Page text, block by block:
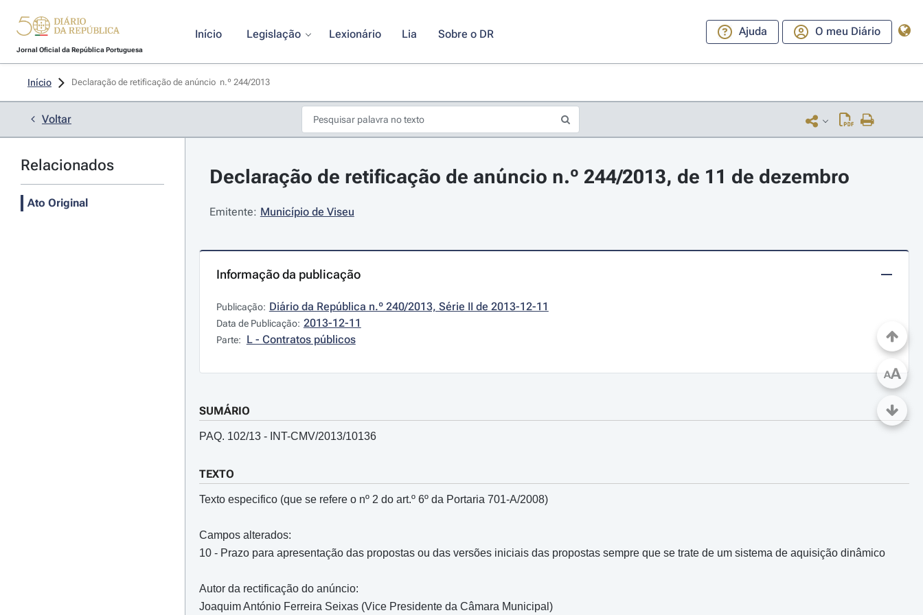
Jornal Oficial da República Portuguesa
Início Legislação Lexionário Lia Sobre o DR Ajuda O meu Diário
Início Declaração de retificação de anúncio  n.º 244/2013
Voltar
Relacionados
Ato Original
Declaração de retificação de anúncio n.º 244/2013, de 11 de dezembro
Emitente: Município de Viseu
Informação da publicação
Publicação: Diário da República n.º 240/2013, Série II de 2013-12-11
Data de Publicação: 2013-12-11
Parte: L - Contratos públicos
SUMÁRIO
PAQ. 102/13 - INT-CMV/2013/10136
TEXTO
Texto especifico (que se refere o nº 2 do art.º 6º da Portaria 701-A/2008)
Campos alterados:
10 - Prazo para apresentação das propostas ou das versões iniciais das propostas sempre que se trate de um sistema de aquisição dinâmico
Autor da rectificação do anúncio:
Joaquim António Ferreira Seixas (Vice Presidente da Câmara Municipal)
AA